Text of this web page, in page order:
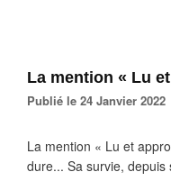
La mention « Lu
Publié le 24 Janvier 2022
La mention « Lu et
dure... Sa survie,